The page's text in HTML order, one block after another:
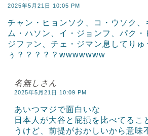
2025年5月21日 10:05 PM
チャン・ヒョンソク、コ・ウソク、
ム・ハソン、イ・ジョンフ、パク・
ジファン、チェ・ジマン息してりゅ
ぅ？？？？？wwwwwww
名無しさん
2025年5月21日 10:09 PM
あいつマジで面白いな
日本人が大谷と屁損を比べてるこ
うけど、前提がおかしいから意味